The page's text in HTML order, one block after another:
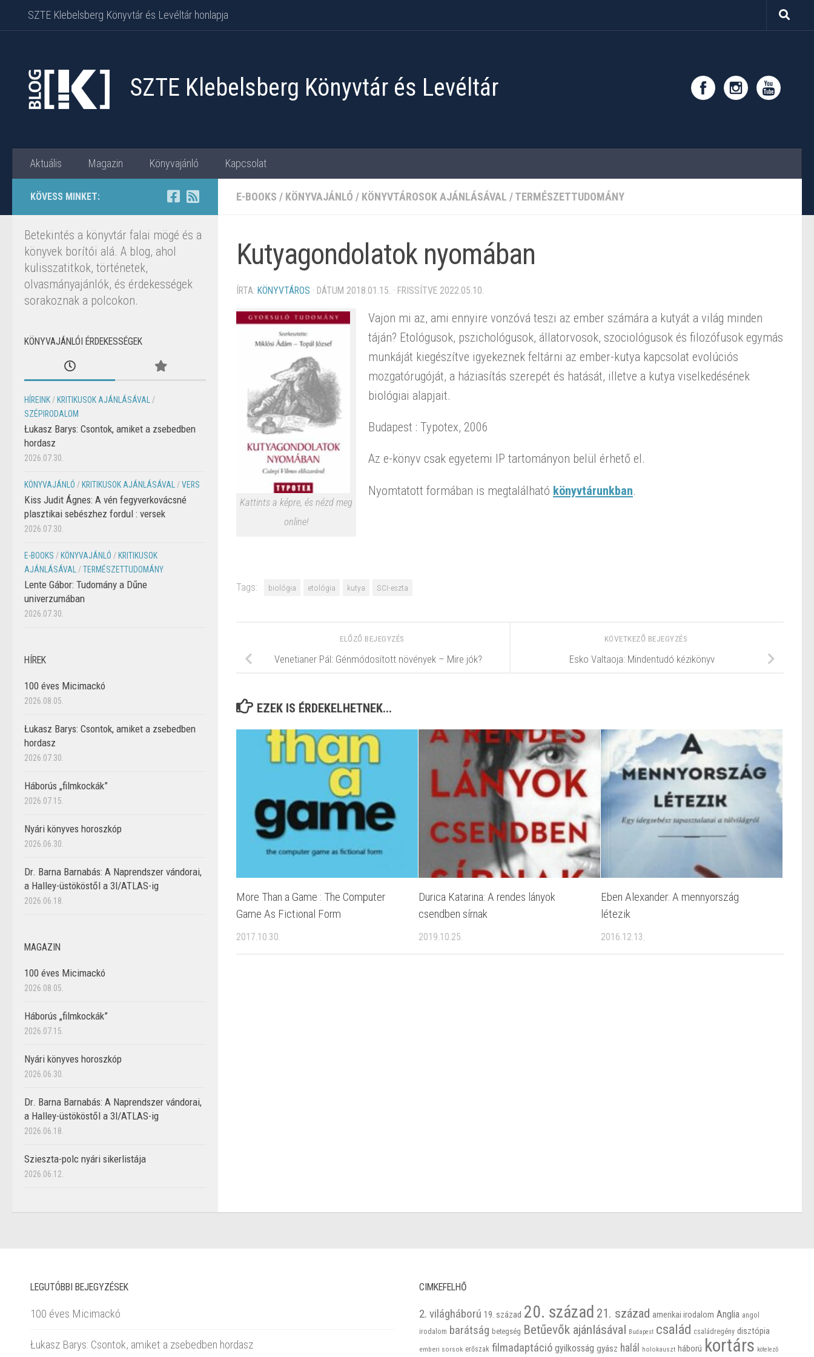
Skip to content
SZTE Klebelsberg Könyvtár és Levéltár honlapja
SZTE Klebelsberg Könyvtár és Levéltár
Aktuális Magazin Könyvajánló Kapcsolat
E-BOOKS / KÖNYVAJÁNLÓ / KÖNYVTÁROSOK AJÁNLÁSÁVAL /TERMÉSZETTUDOMÁNY
Kutyagondolatok nyomában
ÍRTA: KÖNYVTÁROS · DÁTUM 2018.01.15. · FRISSÍTVE 2022.05.10.
Kattints a képre, és nézd meg
online!
Vajon mi az, ami ennyire vonzóvá teszi az ember számára a kutyát a világ minden
táján? Etológusok, pszichológusok, állatorvosok, szociológusok és filozófusok egymás
munkáját kiegészítve igyekeznek feltárni az ember-kutya kapcsolat evolúciós
mozgatórugóját, a háziasítás szerepét és hatását, illetve a kutya viselkedésének
biológiai alapjait.
Budapest : Typotex, 2006
Az e-könyv csak egyetemi IP tartományon belül érhető el.
Nyomtatott formában is megtalálható könyvtárunkban.
Tags: biológia etológia kutya SCI-eszta
KÖVETKEZŐ BEJEGYZÉS
Esko Valtaoja: Mindentudó kézikönyv
ELŐZŐ BEJEGYZÉS
Venetianer Pál: Génmódosított növények – Mire jók?
EZEK IS ÉRDEKELHETNEK...
More Than a Game : The Computer
Game As Fictional Form
2017.10.30.
Durica Katarina: A rendes lányok
csendben sírnak
2019.10.25.
Eben Alexander: A mennyország
létezik
2016.12.13.
KÖVESS MINKET:
Betekintés a könyvtár falai mögé és a
könyvek borítói alá. A blog, ahol
kulisszatitkok, történetek,
olvasmányajánlók, és érdekességek
sorakoznak a polcokon.
KÖNYVAJÁNLÓI ÉRDEKESSÉGEK
HÍREINK / KRITIKUSOK AJÁNLÁSÁVAL
/
SZÉPIRODALOM
Łukasz Barys: Csontok, amiket a zsebedben
hordasz
2026.07.30.
KÖNYVAJÁNLÓ / KRITIKUSOK AJÁNLÁSÁVAL /VERS
Kiss Judit Ágnes: A vén fegyverkovácsné
plasztikai sebészhez fordul : versek
2026.07.30.
E-BOOKS / KÖNYVAJÁNLÓ / KRITIKUSOK
AJÁNLÁSÁVAL
/TERMÉSZETTUDOMÁNY
Lente Gábor: Tudomány a Dűne
univerzumában
2026.07.30.
HÍREK
100 éves Micimackó
2026.08.05.
Łukasz Barys: Csontok, amiket a zsebedben
hordasz
2026.07.30.
Háborús „filmkockák”
2026.07.15.
Nyári könyves horoszkóp
2026.06.30.
Dr. Barna Barnabás: A Naprendszer vándorai,
a Halley-üstököstől a 3I/ATLAS-ig
2026.06.18.
MAGAZIN
100 éves Micimackó
2026.08.05.
Háborús „filmkockák”
2026.07.15.
Nyári könyves horoszkóp
2026.06.30.
Dr. Barna Barnabás: A Naprendszer vándorai,
a Halley-üstököstől a 3I/ATLAS-ig
2026.06.18.
Szieszta-polc nyári sikerlistája
2026.06.12.
LEGUTÓBBI BEJEGYZÉSEK
100 éves Micimackó
Łukasz Barys: Csontok, amiket a zsebedben hordasz
CIMKEFELHŐ
2. világháború 19. század 20. század 21. század amerikai irodalom Anglia angol
irodalom barátság betegség Betűevők ajánlásával Budapest család családregény disztópia
emberi sorsok erőszak filmadaptáció gyilkosság gyász halál holokauszt háború kortárs kötelező